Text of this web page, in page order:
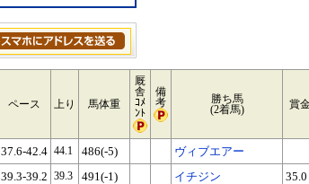
ペース 上り 馬体重
厩
舎
ｺﾒ
ﾝﾄ
備
考
勝ち馬
(2着馬)
賞
37.6-42.4 44.1 486(-5)
ヴィブエアー
39.3-39.2 39.3 491(-1) イチジン
35.0